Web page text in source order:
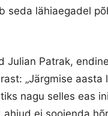
seda lähiaegadel
Julian Patrak,
„Järgmise aasta
nagu selles eas
ei soojenda